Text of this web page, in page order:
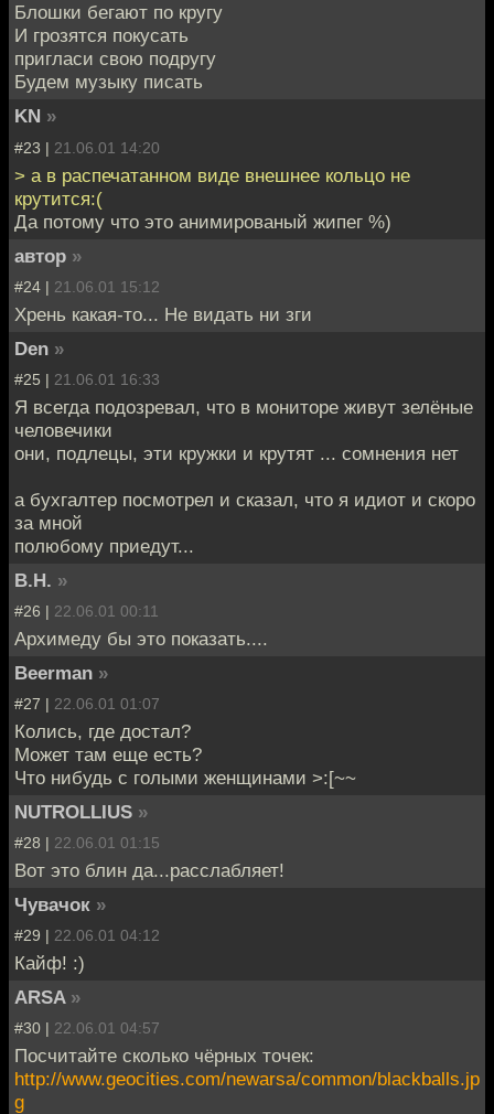
Блошки бегают по кругу
И грозятся покусать
пригласи свою подругу
Будем музыку писать
KN »
#23 | 21.06.01 14:20
> а в распечатанном виде внешнее кольцо не
крутится:(
Да потому что это анимированый жипег %)
автор »
#24 | 21.06.01 15:12
Хрень какая-то... Не видать ни зги
Den »
#25 | 21.06.01 16:33
Я всегда подозревал, что в мониторе живут зелёные
человечики
они, подлецы, эти кружки и крутят ... сомнения нет
а бухгалтер посмотрел и сказал, что я идиот и скоро
за мной
полюбому приедут...
В.Н. »
#26 | 22.06.01 00:11
Архимеду бы это показать....
Beerman »
#27 | 22.06.01 01:07
Колись, где достал?
Может там еще есть?
Что нибудь с голыми женщинами >:[~~
NUTROLLIUS »
#28 | 22.06.01 01:15
Вот это блин да...расслабляет!
Чувачoк »
#29 | 22.06.01 04:12
Кайф! :)
ARSA »
#30 | 22.06.01 04:57
Посчитайте сколько чёрных точек:
http://www.geocities.com/newarsa/common/blackballs.jp
g